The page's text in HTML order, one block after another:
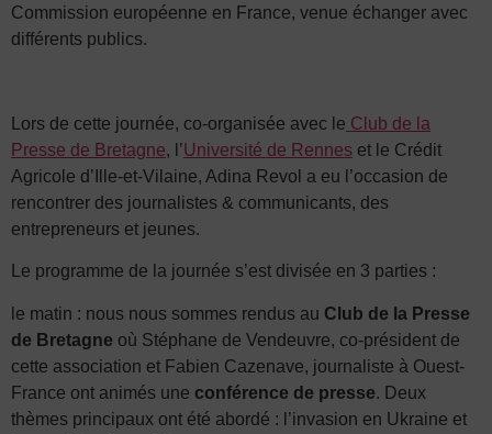
Commission européenne en France, venue échanger avec
différents publics.
Lors de cette journée, co-organisée avec le Club de la
Presse de Bretagne, l’Université de Rennes et le Crédit
Agricole d’Ille-et-Vilaine, Adina Revol a eu l’occasion de
rencontrer des journalistes & communicants, des
entrepreneurs et jeunes.
Le programme de la journée s’est divisée en 3 parties :
le matin : nous nous sommes rendus au Club de la Presse
de Bretagne où Stéphane de Vendeuvre, co-président de
cette association et Fabien Cazenave, journaliste à Ouest-
France ont animés une conférence de presse. Deux
thèmes principaux ont été abordé : l’invasion en Ukraine et